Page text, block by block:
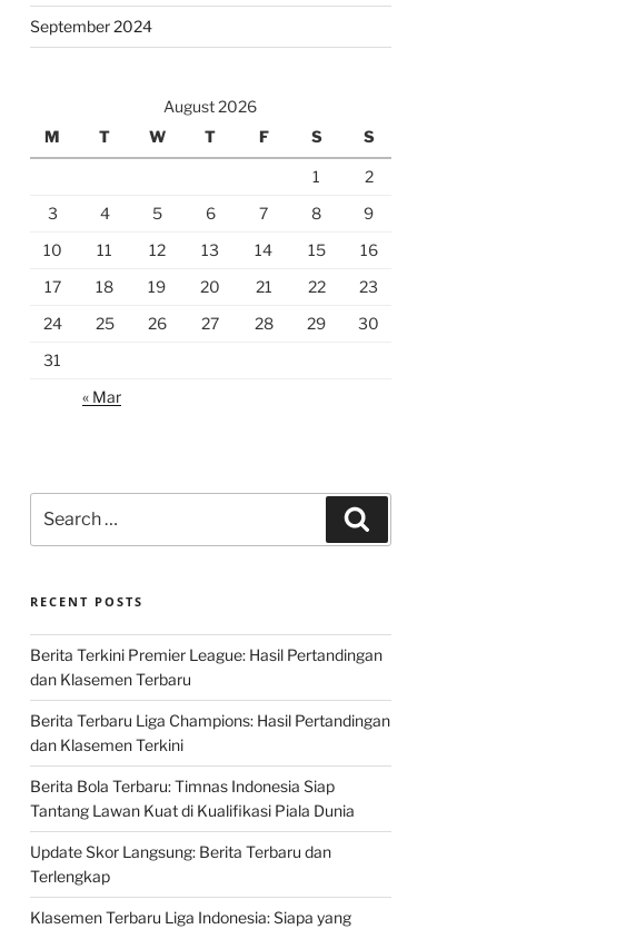
September 2024
August 2026
M
T W T F S S
1
2
3
4 5 6 7 8
9
10
11 12 13 14 15
16
17
18 19 20 21 22
23
24
25 26 27 28 29
30
31
« Mar
for:
RECENT POSTS
Berita Terkini Premier League: Hasil Pertandingan
dan Klasemen Terbaru
Berita Terbaru Liga Champions: Hasil Pertandingan
dan Klasemen Terkini
Berita Bola Terbaru: Timnas Indonesia Siap
Tantang Lawan Kuat di Kualifikasi Piala Dunia
Update Skor Langsung: Berita Terbaru dan
Terlengkap
Klasemen Terbaru Liga Indonesia: Siapa yang